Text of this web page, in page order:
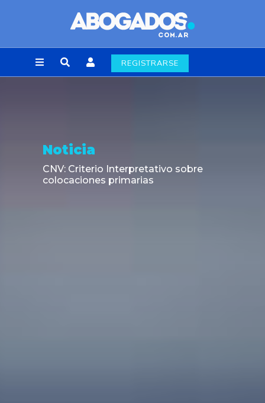
REGISTRARSE
Noticia
CNV: Criterio Interpretativo sobre
colocaciones primarias